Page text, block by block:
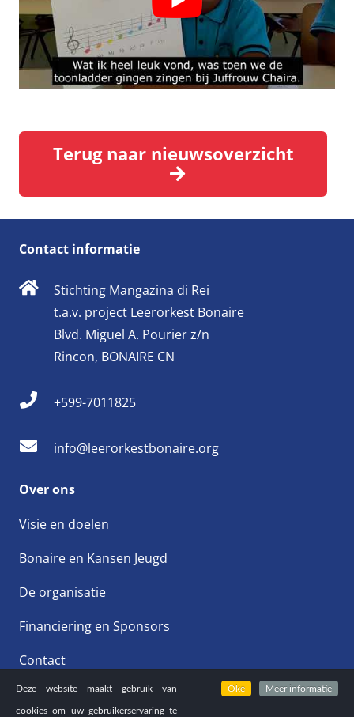
Terug naar nieuwsoverzicht
Contact informatie
Stichting Mangazina di Rei
t.a.v. project Leerorkest Bonaire
Blvd. Miguel A. Pourier z/n
Rincon, BONAIRE CN
+599-7011825
info@leerorkestbonaire.org
Over ons
Visie en doelen
Bonaire en Kansen Jeugd
De organisatie
Financiering en Sponsors
Contact
Deze website maakt gebruik van
cookies om uw gebruikerservaring te
Oke Meer informatie